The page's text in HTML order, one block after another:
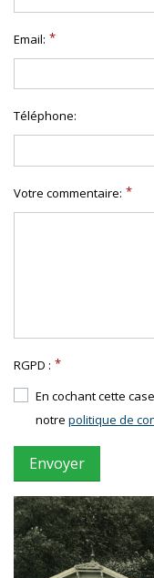
Email:
Téléphone:
Votre commentaire:
RGPD :
En cochant cette
notre politique de